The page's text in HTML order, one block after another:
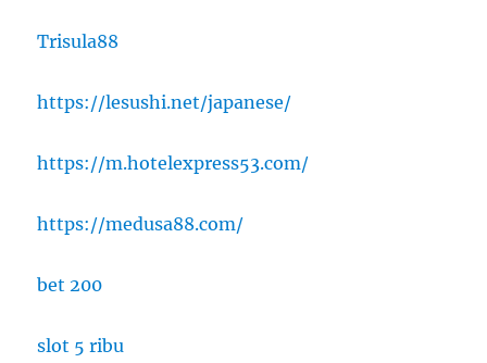
Trisula88
https://lesushi.net/japanese/
https://m.hotelexpress53.com/
https://medusa88.com/
bet 200
slot 5 ribu